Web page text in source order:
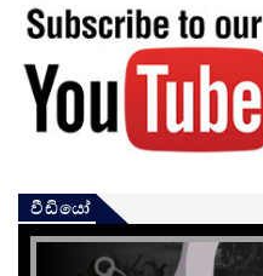
වීඩියෝ